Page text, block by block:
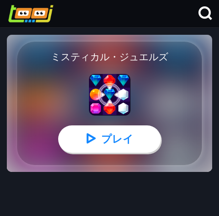
ミスティカル・ジュエルズ
プレイ
ミスティカル・ジュエルズ